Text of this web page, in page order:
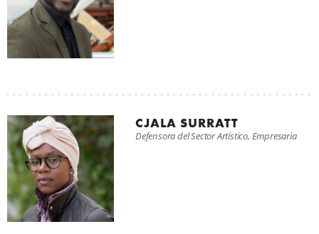
CJALA SURRATT
Defensora del Sector Artístico, Empresaria